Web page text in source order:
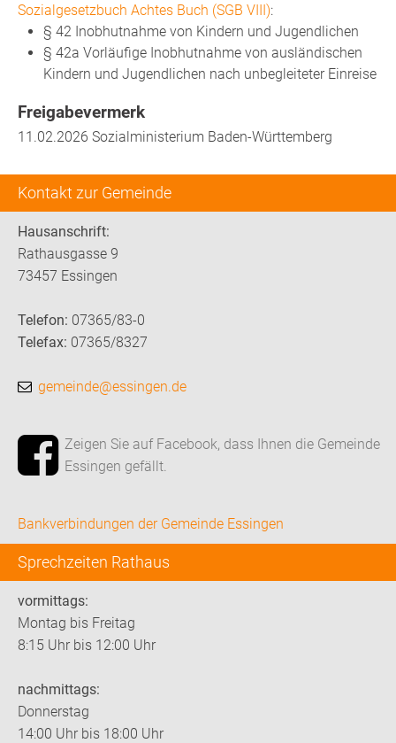
Kontakt zur Gemeinde
Hausanschrift:
Rathausgasse 9
73457 Essingen
Telefon: 07365/83-0
Telefax: 07365/8327
gemeinde@essingen.de
Zeigen Sie auf Facebook, dass Ihnen die Gemeinde
Essingen gefällt.
Bankverbindungen der Gemeinde Essingen
Sprechzeiten Rathaus
vormittags:
Montag bis Freitag
8:15 Uhr bis 12:00 Uhr
nachmittags:
Donnerstag
14:00 Uhr bis 18:00 Uhr
Sozialgesetzbuch Achtes Buch (SGB VIII):
§ 42 Inobhutnahme von Kindern und Jugendlichen
§ 42a Vorläufige Inobhutnahme von ausländischen
Kindern und Jugendlichen nach unbegleiteter Einreise
Freigabevermerk
11.02.2026 Sozialministerium Baden-Württemberg